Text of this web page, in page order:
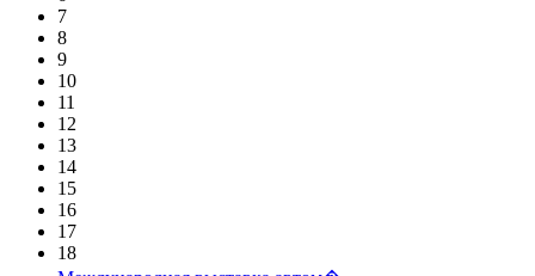
7
8
9
10
11
12
13
14
15
16
17
18